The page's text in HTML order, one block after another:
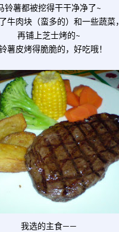
铃薯都被挖得干干净净了~
牛肉块（蛮多的）和一些蔬菜，
再铺上芝士烤的~
薯皮烤得脆脆的，好吃哦！
我选的主食——